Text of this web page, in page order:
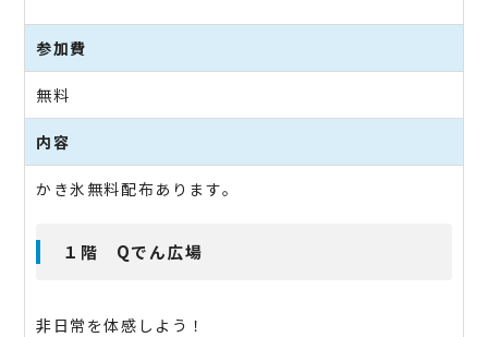
参加費
無料
内容
かき氷無料配布あります。
１階 Qでん広場
非日常を体感しよう！